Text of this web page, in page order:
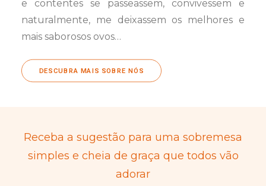
e contentes se passeassem, convivessem e
naturalmente, me deixassem os melhores e
mais saborosos ovos…
DESCUBRA MAIS SOBRE NÓS
Receba a sugestão para uma sobremesa
simples e cheia de graça que todos vão
adorar